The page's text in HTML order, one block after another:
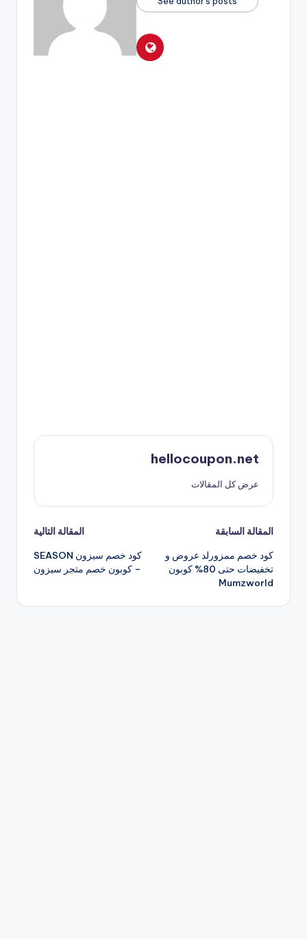
hellocoupon.net
عرض كل المقالات
تصفّح
المقالات
المقالة السابقة
كود خصم ممزورلد عروض و
تخفيضات حتى 80% كوبون
Mumzworld
المقالة التالية
كود خصم سيزون SEASON
– كوبون خصم متجر سيزون